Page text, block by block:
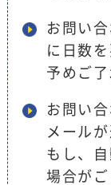
お問い
に日数
予めご了
お問い
メール
もし、
場合が